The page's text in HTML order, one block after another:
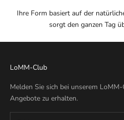
Ihre Form basiert auf der
sorgt den ganzen Tag
LoMM-Club
Melden Sie sich bei unserem
Angebote zu erhalten.